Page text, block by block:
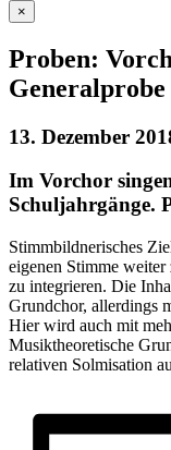
×
Proben:
13. Dezember
Im Vorchor
Schuljahrgänge.
Stimmbildnerisches
eigenen Stimme
zu integrieren. Die
Grundchor, allerdings
Hier wird auch mit
Musiktheoretische
relativen Solmisation